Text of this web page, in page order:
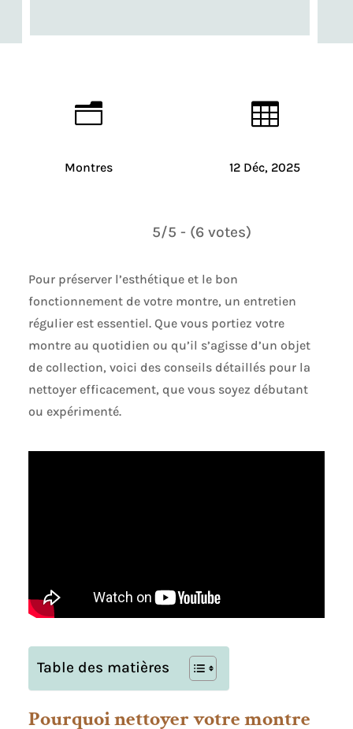
n
Montres

12 Déc, 2025
5/5 - (6 votes)
Pour préserver l’esthétique et le bon
fonctionnement de votre montre, un entretien
régulier est essentiel. Que vous portiez votre
montre au quotidien ou qu’il s’agisse d’un objet
de collection, voici des conseils détaillés pour la
nettoyer efficacement, que vous soyez débutant
ou expérimenté.
Table des matières
Pourquoi nettoyer votre montre